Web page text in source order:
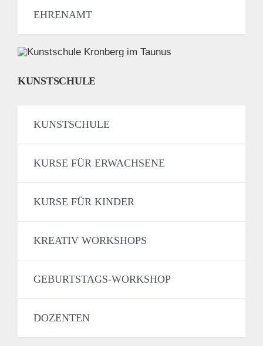
EHRENAMT
KUNSTSCHULE
KUNSTSCHULE
KURSE FÜR ERWACHSENE
KURSE FÜR KINDER
KREATIV WORKSHOPS
GEBURTSTAGS-WORKSHOP
DOZENTEN